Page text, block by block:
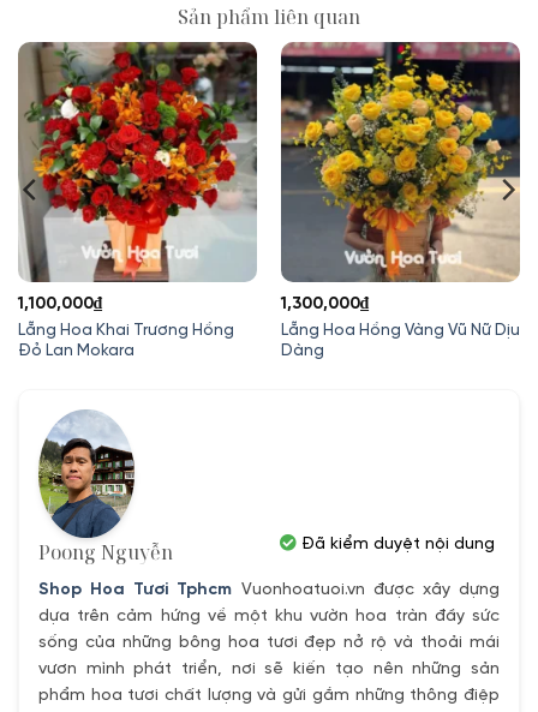
Sản phẩm liên quan
Lẵng Hoa Khai Trương Hồng
Đỏ Lan Mokara
1,100,000₫
Lẵng Hoa Hồng Vàng Vũ Nữ Dịu
Dàng
1,300,000₫
Poong Nguyễn
Shop Hoa Tươi Tphcm Vuonhoatuoi.vn được xây dựng
dựa trên cảm hứng về một khu vườn hoa tràn đầy sức
sống của những bông hoa tươi đẹp nở rộ và thoải mái
vươn mình phát triển, nơi sẽ kiến tạo nên những sản
phẩm hoa tươi chất lượng và gửi gắm những thông điệp
Đã kiểm duyệt nội dung